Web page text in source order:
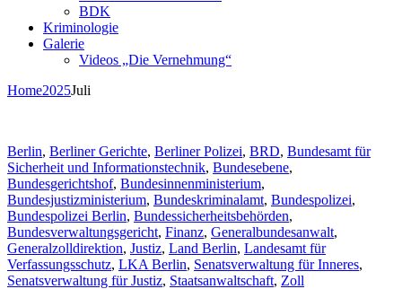
BDK
Kriminologie
Galerie
Videos „Die Vernehmung“
Home2025Juli
Berlin, Berliner Gerichte, Berliner Polizei, BRD, Bundesamt für
Sicherheit und Informationstechnik, Bundesebene,
Bundesgerichtshof, Bundesinnenministerium,
Bundesjustizministerium, Bundeskriminalamt, Bundespolizei,
Bundespolizei Berlin, Bundessicherheitsbehörden,
Bundesverwaltungsgericht, Finanz, Generalbundesanwalt,
Generalzolldirektion, Justiz, Land Berlin, Landesamt für
Verfassungsschutz, LKA Berlin, Senatsverwaltung für Inneres,
Senatsverwaltung für Justiz, Staatsanwaltschaft, Zoll